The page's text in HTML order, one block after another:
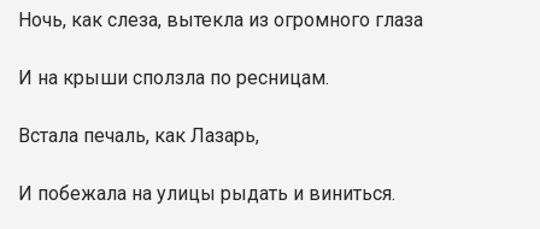
Ночь, как слеза, вытекла из огромного глаза
И на крыши сползла по ресницам.
Встала печаль, как Лазарь,
И побежала на улицы рыдать и виниться.